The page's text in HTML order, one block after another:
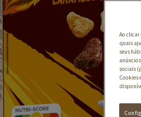
Ao clicar
quais
seus
sociais
Cookies